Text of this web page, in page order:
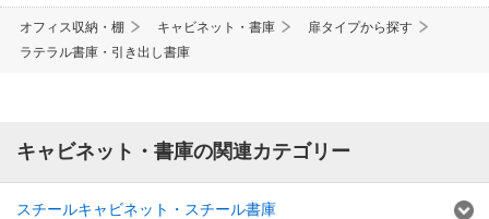
オフィス収納・棚 キャビネット・書庫
扉タイプから探す
ラテラル書庫・引き出し書庫
キャビネット・書庫の関連カテゴリー
スチールキャビネット・スチール書庫